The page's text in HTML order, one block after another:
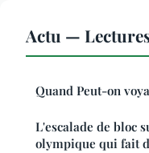
Actu —
Quand Peut-on
L'escalade de bloc
olympique qui fait